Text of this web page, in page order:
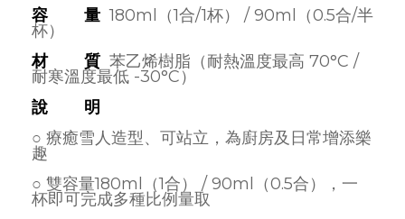
容 量 180ml（1合/1杯） / 90ml（0.5合/半
杯）
材 質 苯乙烯樹脂（耐熱溫度最高 70°C /
耐寒溫度最低 -30°C）
說 明
○ 療癒雪人造型、可站立，為廚房及日常增添樂
趣
○ 雙容量180ml（1合） / 90ml（0.5合），一
杯即可完成多種比例量取